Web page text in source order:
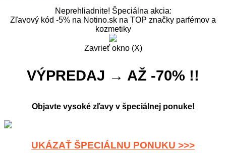
Neprehliadnite! Špeciálna akcia:
Zľavový kód -5% na Notino.sk na TOP značky parfémov a
kozmetiky
Zavrieť okno (X)
VÝPREDAJ → AŽ -70% !!
Objavte vysoké zľavy v špeciálnej ponuke!
UKÁZAŤ ŠPECIÁLNU PONUKU >>>